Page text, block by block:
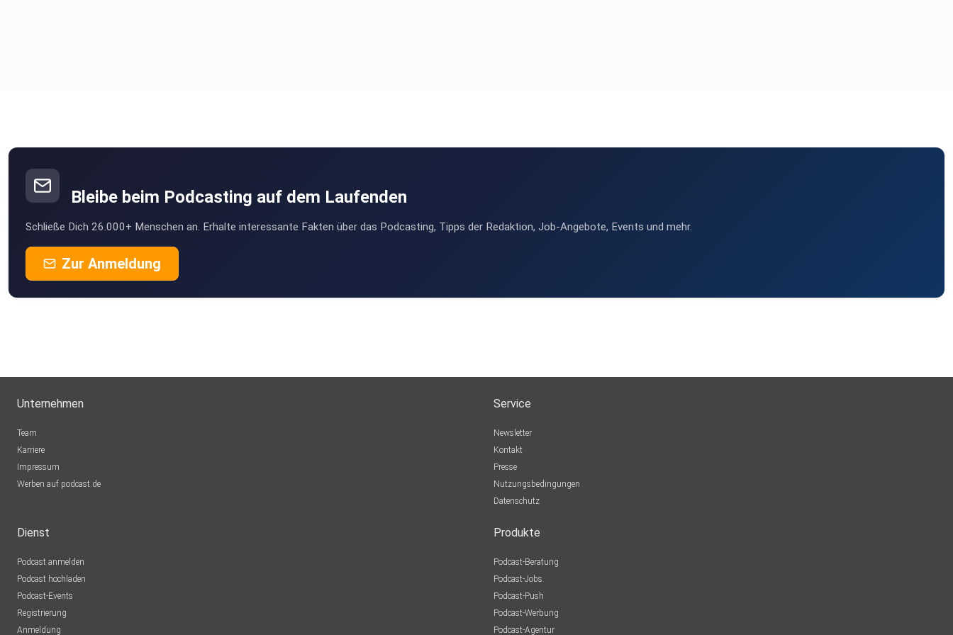
Bleibe beim Podcasting auf dem Laufenden
Schließe Dich 26.000+ Menschen an. Erhalte interessante Fakten über das Podcasting, Tipps der Redaktion, Job-Angebote, Events und mehr.
Zur Anmeldung
Unternehmen
Team
Karriere
Impressum
Werben auf podcast.de
Service
Newsletter
Kontakt
Presse
Nutzungsbedingungen
Datenschutz
Dienst
Podcast anmelden
Podcast hochladen
Podcast-Events
Registrierung
Anmeldung
Produkte
Podcast-Beratung
Podcast-Jobs
Podcast-Push
Podcast-Werbung
Podcast-Agentur